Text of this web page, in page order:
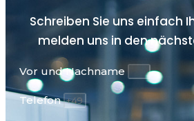
Schreiben Sie uns einfach
melden uns in den
Vor und Nachname
Telefon